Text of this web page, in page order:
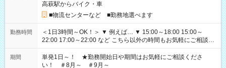
高萩駅からバイク・車
■物流センターなど ■勤務地選べます
勤務時間
＜1日3時間～OK！＞ ▼ 例えば… ▼ 15:00～18:00 15:00～
22:00 17:00～22:00 など こちら以外の時間もお気軽にご相談く
ださい！
期間
単発1日～！ ★勤務開始日や期間はお気軽にご相談くださ
い！ ＃8月～ ＃9月～